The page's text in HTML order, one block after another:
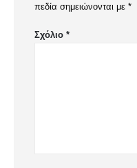
πεδία σημειώνονται με *
Σχόλιο *